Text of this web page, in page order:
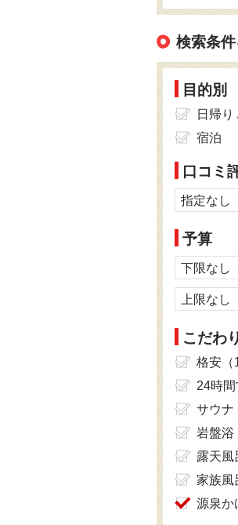
検索条
目的別
日帰り
宿泊
口コミ
指定なし
予算
下限なし
上限なし
こだわ
格安（
24時
サウナ
岩盤浴
露天風
家族風
源泉か